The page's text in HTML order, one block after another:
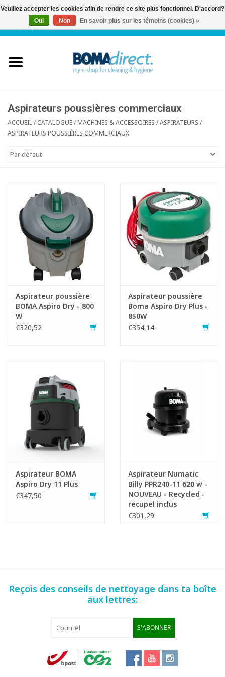
FR| 0 Articles
Service client
Blog
Aspirateurs poussières commerciaux
ACCUEIL/CATALOGUE/MACHINES & ACCESSOIRES /ASPIRATEURS /
ASPIRATEURS POUSSIÈRES COMMERCIAUX
Aspirateur poussière
BOMA Aspiro Dry - 800
W
€320,52
Aspirateur poussière
Boma Aspiro Dry Plus -
850W
€354,14
Aspirateur BOMA
Aspiro Dry 11 Plus
€347,50
Aspirateur Numatic
Billy PPR240-11 620 w -
NOUVEAU - Recycled -
recupel inclus
€301,29
Reçois des conseils de nettoyage dans ta boîte
aux lettres:
S'ABONNER
Veuillez accepter les cookies afin de rendre ce site plus fonctionnel. D'accord?
Oui
Non En savoir plus sur les témoins (cookies) »